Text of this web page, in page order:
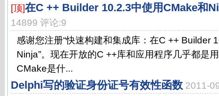
[顶]在C ++ Builder 10.2.3中使用CMake和
14899 评论:9
感谢您注册“快速构建和集成库：在C ++ Builder
Ninja”。现在开放的C ++库和应用程序几乎都是
CMake是什...
Delphi写的验证身份证号有效性函数 2011-